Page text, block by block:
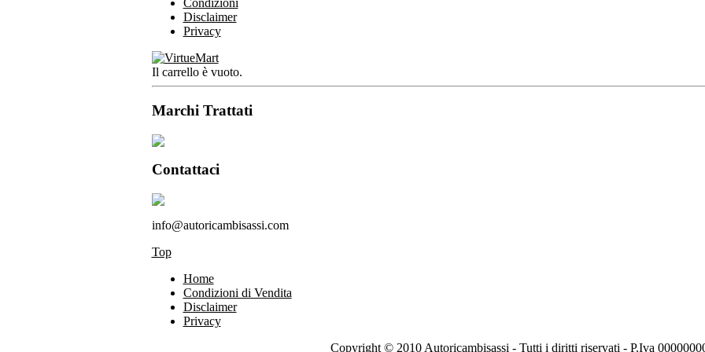
Condizioni
Disclaimer
Privacy
Il carrello è vuoto.
Marchi Trattati
Contattaci
info@autoricambisassi.com
Top
Home
Condizioni di Vendita
Disclaimer
Privacy
Copyright © 2010 Autoricambisassi - Tutti i diritti riservati - P.Iva